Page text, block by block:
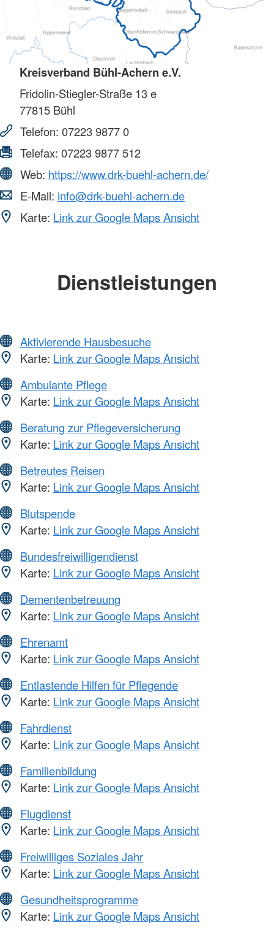
Kreisverband Bühl-Achern e.V.
Fridolin-Stiegler-Straße 13 e
77815 Bühl
Telefon: 07223 9877 0
Telefax: 07223 9877 512
Web: https://www.drk-buehl-achern.de/
E-Mail: info@drk-buehl-achern.de
Karte: Link zur Google Maps Ansicht
Dienstleistungen
Aktivierende Hausbesuche
Karte: Link zur Google Maps Ansicht
Ambulante Pflege
Karte: Link zur Google Maps Ansicht
Beratung zur Pflegeversicherung
Karte: Link zur Google Maps Ansicht
Betreutes Reisen
Karte: Link zur Google Maps Ansicht
Blutspende
Karte: Link zur Google Maps Ansicht
Bundesfreiwilligendienst
Karte: Link zur Google Maps Ansicht
Dementenbetreuung
Karte: Link zur Google Maps Ansicht
Ehrenamt
Karte: Link zur Google Maps Ansicht
Entlastende Hilfen für Pflegende
Karte: Link zur Google Maps Ansicht
Fahrdienst
Karte: Link zur Google Maps Ansicht
Familienbildung
Karte: Link zur Google Maps Ansicht
Flugdienst
Karte: Link zur Google Maps Ansicht
Freiwilliges Soziales Jahr
Karte: Link zur Google Maps Ansicht
Gesundheitsprogramme
Karte: Link zur Google Maps Ansicht